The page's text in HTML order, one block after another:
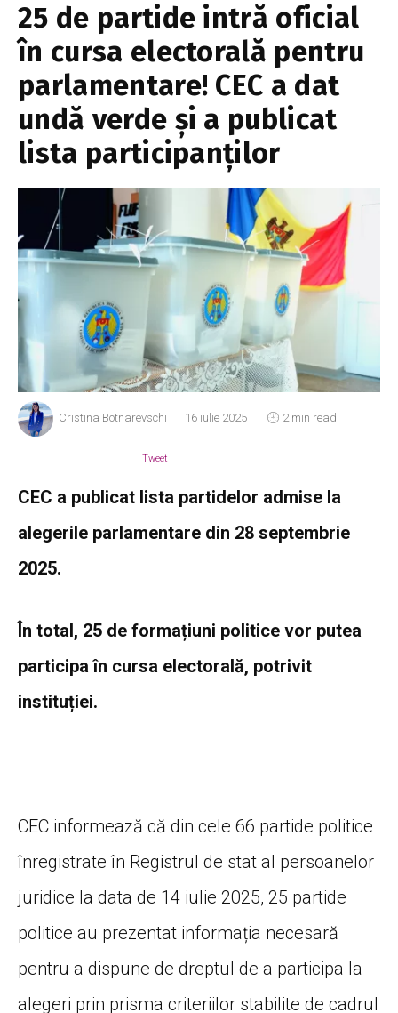
25 de partide intră oficial
în cursa electorală pentru
parlamentare! CEC a dat
undă verde și a publicat
lista participanților
Cristina Botnarevschi 16 iulie 2025 2 min read
Tweet
CEC a publicat lista partidelor admise la
alegerile parlamentare din 28 septembrie
2025.
În total, 25 de formațiuni politice vor putea
participa în cursa electorală, potrivit
instituției.
CEC informează că din cele 66 partide politice
înregistrate în Registrul de stat al persoanelor
juridice la data de 14 iulie 2025, 25 partide
politice au prezentat informația necesară
pentru a dispune de dreptul de a participa la
alegeri prin prisma criteriilor stabilite de cadrul